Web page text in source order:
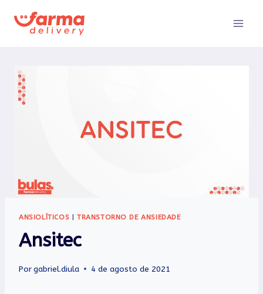
para
ANSIOLÍTICOS TRANSTORNO DE ANSIEDADE
Ansitec
Porgabriel.diula 4 de agosto de 2021